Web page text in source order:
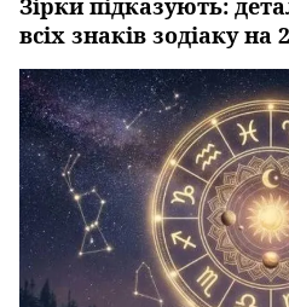
Зірки підказують:
всіх знаків зодіаку на